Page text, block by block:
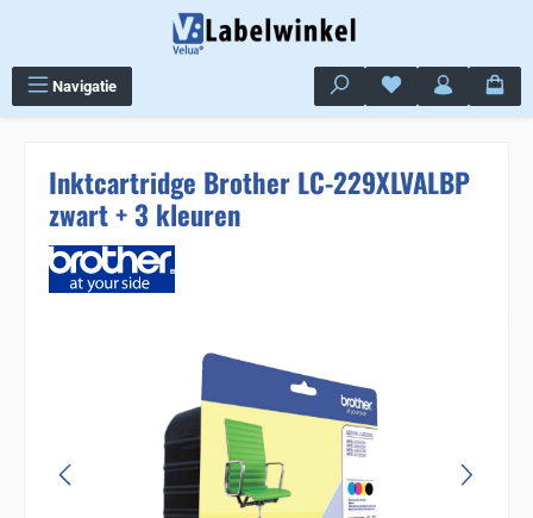
Navigatie Je hebt 0 items op
Inktcartridge Brother LC-229XLVALBP
zwart + 3 kleuren
Sla de afbeeldingengalerij over